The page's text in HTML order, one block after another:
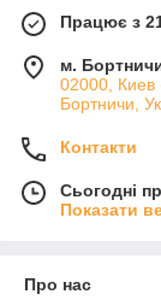
Працює з
м.
02000, Киев
Бортничи,
Контакти
Сьогодні
Показати
Про нас